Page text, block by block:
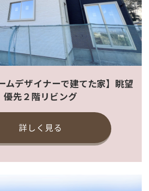
ムデザイナーで建てた家】眺望
優先２階リビング
詳しく見る